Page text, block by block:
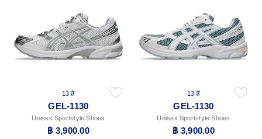
13 สี
GEL-1130
Unisex Sportstyle Shoes
฿ 3,900.00
13 สี
GEL-1130
Unisex Sportstyle Shoes
฿ 3,900.00